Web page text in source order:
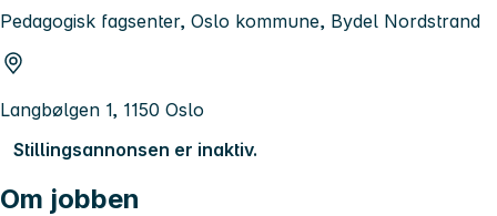
Pedagogisk fagsenter, Oslo kommune, Bydel Nordstrand
Langbølgen 1, 1150 Oslo
Stillingsannonsen er inaktiv.
Om jobben